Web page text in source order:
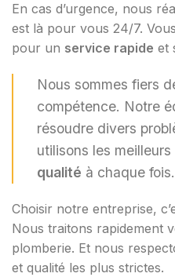
En cas d’urgence, nous
est là pour vous 24/7.
pour un service rapide et
Nous sommes fiers
compétence. Notre
résoudre divers
utilisons les
qualité à chaque fois.
Choisir notre entreprise,
Nous traitons rapidement
plomberie. Et nous
et qualité les plus strictes.